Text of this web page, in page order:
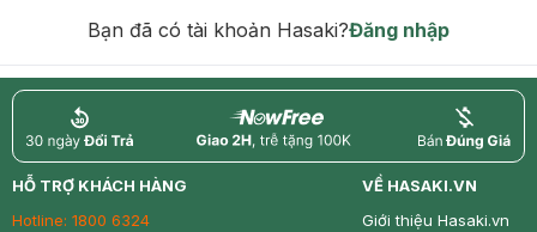
Bạn đã có tài khoản Hasaki?Đăng nhập
return nowfree price
HỖ TRỢ KHÁCH HÀNG
Hotline: 1800 6324
VỀ HASAKI.VN
Giới thiệu Hasaki.vn